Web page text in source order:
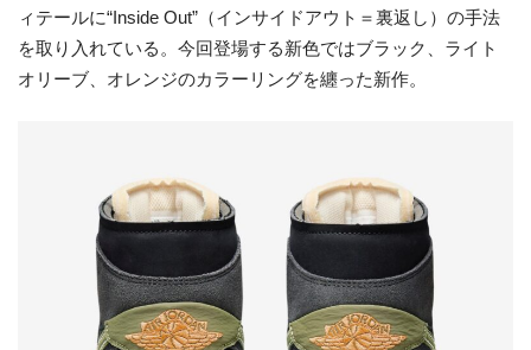
ィテールに“Inside Out”（インサイドアウト＝裏返し）の手法
を取り入れている。今回登場する新色ではブラック、ライト
オリーブ、オレンジのカラーリングを纏った新作。